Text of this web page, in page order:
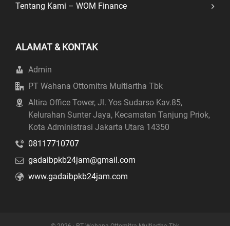
Tentang Kami – WOM Finance
ALAMAT & KONTAK
Admin
PT Wahana Ottomitra Multiartha Tbk
Altira Office Tower, Jl. Yos Sudarso Kav.85,
Kelurahan Sunter Jaya, Kecamatan Tanjung Priok,
Kota Administrasi Jakarta Utara 14350
08117710707
gadaibpkb24jam@gmail.com
www.gadaibpkb24jam.com